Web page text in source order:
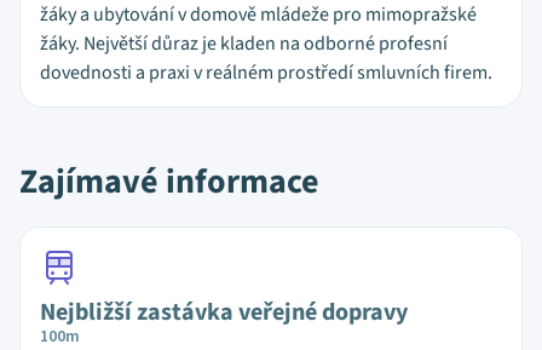
žáky a ubytování v domově mládeže pro mimopražské
žáky. Největší důraz je kladen na odborné profesní
dovednosti a praxi v reálném prostředí smluvních firem.
Zajímavé informace
Nejbližší zastávka veřejné dopravy
100m